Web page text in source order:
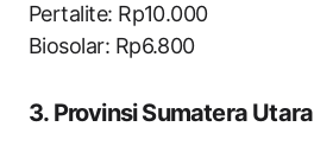
Pertalite: Rp10.000
Biosolar: Rp6.800
3. Provinsi Sumatera Utara